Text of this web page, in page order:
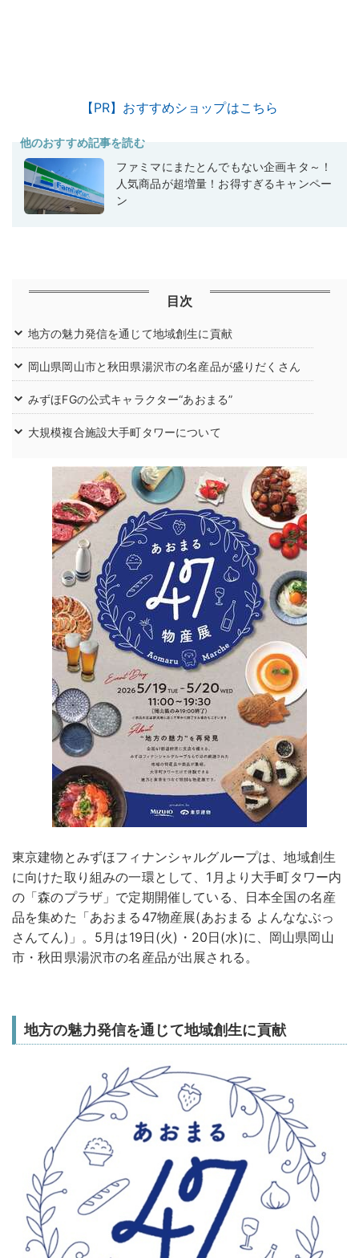
【PR】おすすめショップはこちら
他のおすすめ記事を読む
ファミマにまたとんでもない企画キタ～！
人気商品が超増量！お得すぎるキャンペー
ン
目次
地方の魅力発信を通じて地域創生に貢献
岡山県岡山市と秋田県湯沢市の名産品が盛りだくさん
みずほFGの公式キャラクター“あおまる”
大規模複合施設大手町タワーについて
東京建物とみずほフィナンシャルグループは、地域創生
に向けた取り組みの一環として、1月より大手町タワー内
の「森のプラザ」で定期開催している、日本全国の名産
品を集めた「あおまる47物産展(あおまる よんななぶっ
さんてん)」。5月は19日(火)・20日(水)に、岡山県岡山
市・秋田県湯沢市の名産品が出展される。
地方の魅力発信を通じて地域創生に貢献